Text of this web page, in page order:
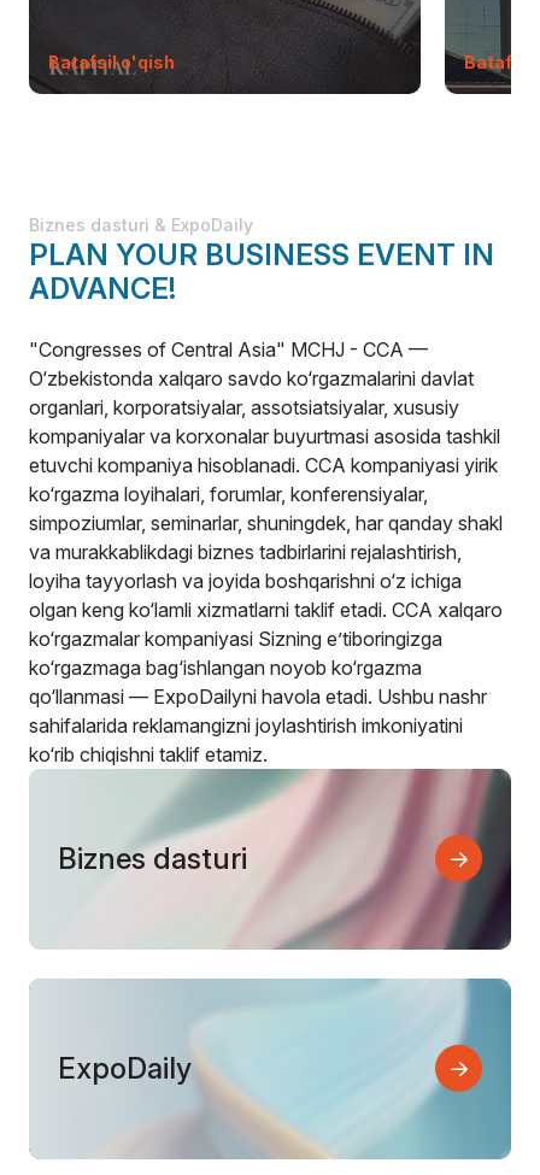
Batafsil o'qish Batafsil
Biznes dasturi & ExpoDaily
PLAN YOUR BUSINESS EVENT IN
ADVANCE!
"Congresses of Central Asia" MCHJ - CCA —
O‘zbekistonda xalqaro savdo ko‘rgazmalarini davlat
organlari, korporatsiyalar, assotsiatsiyalar, xususiy
kompaniyalar va korxonalar buyurtmasi asosida tashkil
etuvchi kompaniya hisoblanadi. CCA kompaniyasi yirik
ko‘rgazma loyihalari, forumlar, konferensiyalar,
simpoziumlar, seminarlar, shuningdek, har qanday shakl
va murakkablikdagi biznes tadbirlarini rejalashtirish,
loyiha tayyorlash va joyida boshqarishni o‘z ichiga
olgan keng ko‘lamli xizmatlarni taklif etadi. CCA xalqaro
ko‘rgazmalar kompaniyasi Sizning e’tiboringizga
ko‘rgazmaga bag‘ishlangan noyob ko‘rgazma
qo‘llanmasi — ExpoDailyni havola etadi. Ushbu nashr
sahifalarida reklamangizni joylashtirish imkoniyatini
ko‘rib chiqishni taklif etamiz.
Biznes dasturi
ExpoDaily